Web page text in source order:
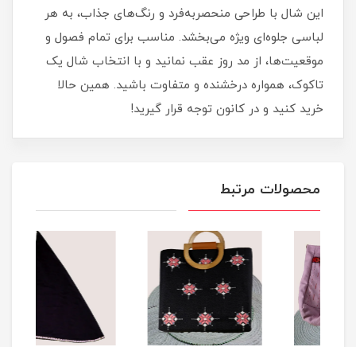
این شال با طراحی منحصربه‌فرد و رنگ‌های جذاب، به هر
لباسی جلوه‌ای ویژه می‌بخشد. مناسب برای تمام فصول و
موقعیت‌ها، از مد روز عقب نمانید و با انتخاب شال یک
تاکوک، همواره درخشنده و متفاوت باشید. همین حالا
خرید کنید و در کانون توجه قرار گیرید!
محصولات مرتبط